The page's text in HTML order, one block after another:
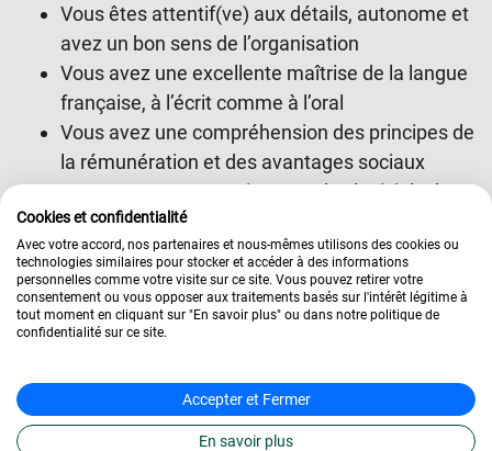
Vous êtes attentif(ve) aux détails, autonome et
avez un bon sens de l’organisation
Vous avez une excellente maîtrise de la langue
française, à l’écrit comme à l’oral
Vous avez une compréhension des principes de
la rémunération et des avantages sociaux
Vous avez une connaissance des logiciels de
gestion de la paie et des outils d’analyse des
données
Conditions de l’Offre
Durée : 12 mois
Localisation : Lyon
Cookies et confidentialité
Avec votre accord, nos partenaires et nous-mêmes utilisons des cookies ou
technologies similaires pour stocker et accéder à des informations
personnelles comme votre visite sur ce site. Vous pouvez retirer votre
consentement ou vous opposer aux traitements basés sur l'intérêt légitime à
tout moment en cliquant sur "En savoir plus" ou dans notre politique de
confidentialité sur ce site.
Accepter et Fermer
En savoir plus